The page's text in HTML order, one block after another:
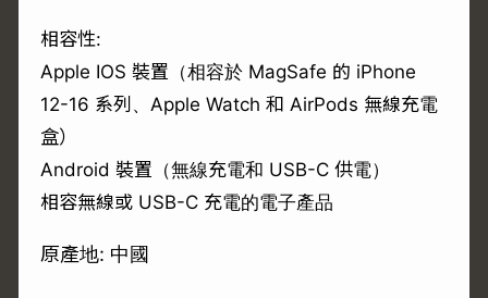
相容性:
Apple IOS 裝置（相容於 MagSafe 的 iPhone
12-16 系列、Apple Watch 和 AirPods 無線充電
盒）
Android 裝置（無線充電和 USB-C 供電）
相容無線或 USB-C 充電的電子產品
原產地: 中國